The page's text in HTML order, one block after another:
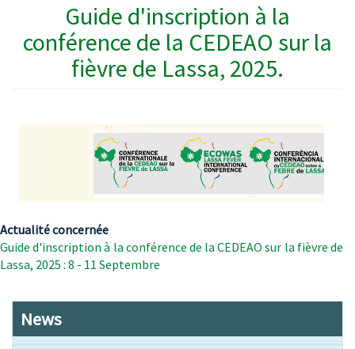
Guide d'inscription à la
conférence de la CEDEAO sur la
fièvre de Lassa, 2025.
Actualité concernée
Guide d'inscription à la conférence de la CEDEAO sur la fièvre de
Lassa, 2025 : 8 - 11 Septembre
News